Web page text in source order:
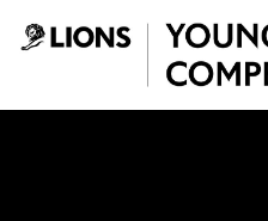
Saltar al contenido principal